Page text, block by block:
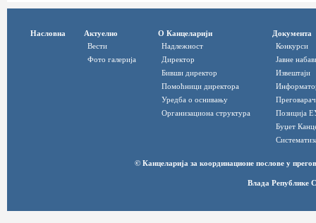
Насловна Актуелно
Вести
Фото галерија
О Канцеларији
Надлежност
Директор
Бивши директор
Помоћници директора
Уредба о оснивању
Организациона структура
Документа
Конкурси
Јавне
Извештаји
Позиција
Буџет
© Канцеларија за координационе послове у
Влада Републике